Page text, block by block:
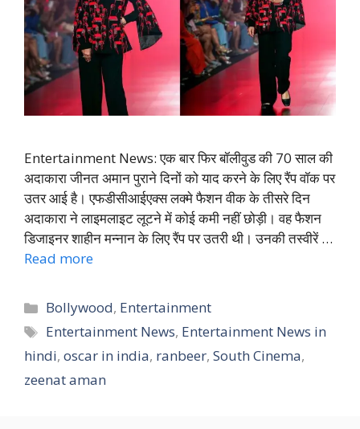
Entertainment News: एक बार फिर बॉलीवुड की 70 साल की
अदाकारा जीनत अमान पुराने दिनों को याद करने के लिए रैंप वॉक पर
उतर आई है। एफडीसीआईएक्स लक्मे फैशन वीक के तीसरे दिन
अदाकारा ने लाइमलाइट लूटने में कोई कमी नहीं छोड़ी। वह फैशन
डिजाइनर शाहीन मन्नान के लिए रैंप पर उतरी थी। उनकी तस्वीरें …
Read more
Categories
Bollywood, Entertainment
Tags
Entertainment News, Entertainment News in
hindi, oscar in india, ranbeer, South Cinema,
zeenat aman